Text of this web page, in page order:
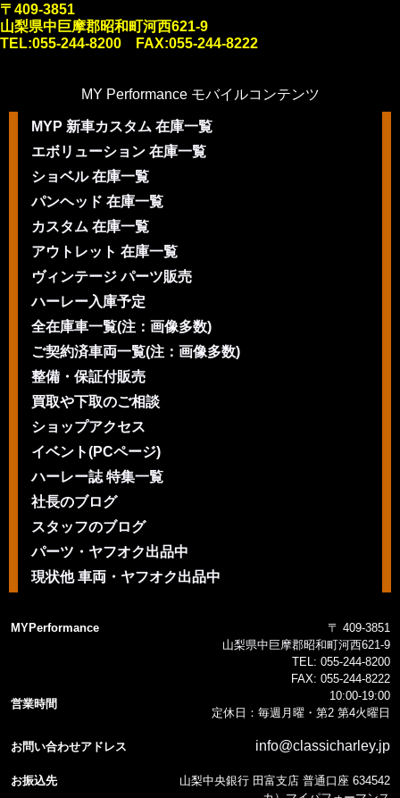
〒409-3851
山梨県中巨摩郡昭和町河西621-9
TEL:055-244-8200 FAX:055-244-8222
MY Performance モバイルコンテンツ
MYP 新車カスタム 在庫一覧
エボリューション 在庫一覧
ショベル 在庫一覧
パンヘッド 在庫一覧
カスタム 在庫一覧
アウトレット 在庫一覧
ヴィンテージ パーツ販売
ハーレー入庫予定
全在庫車一覧(注：画像多数)
ご契約済車両一覧(注：画像多数)
整備・保証付販売
買取や下取のご相談
ショップアクセス
イベント(PCページ)
ハーレー誌 特集一覧
社長のブログ
スタッフのブログ
パーツ・ヤフオク出品中
現状他 車両・ヤフオク出品中
MYPerformance
〒 409-3851
山梨県中巨摩郡昭和町河西621-9
TEL: 055-244-8200
FAX: 055-244-8222
営業時間
10:00-19:00
定休日：毎週月曜・第2 第4火曜日
お問い合わせアドレス info@classicharley.jp
お振込先
山梨中央銀行 田富支店 普通口座 634542